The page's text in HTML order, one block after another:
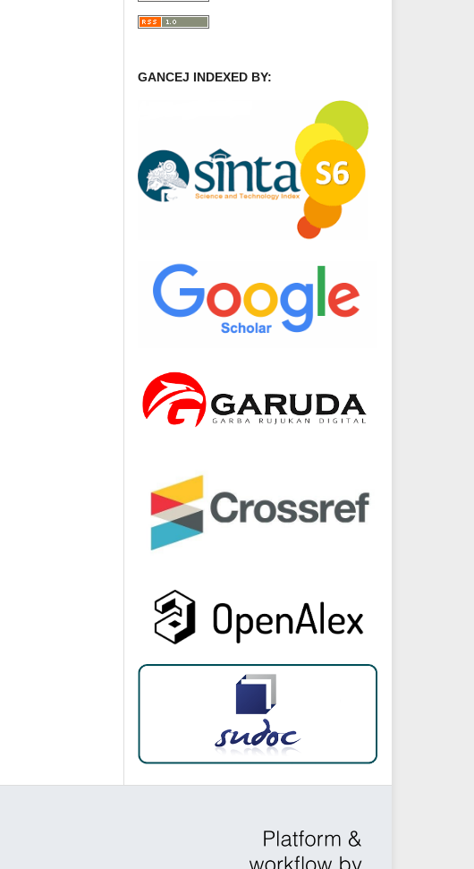
GANCEJ INDEXED BY: